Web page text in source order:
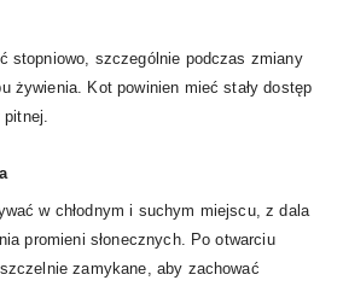
stopniowo, szczególnie podczas zmiany
żywienia. Kot powinien mieć stały dostęp
w chłodnym i suchym miejscu, z dala
promieni słonecznych. Po otwarciu
zamykane, aby zachować